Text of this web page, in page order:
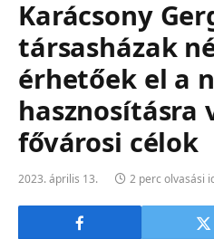
Karácsony
társasházak
érhetőek el a
hasznosításra
fővárosi célok
2023. április 13. 2 perc olvasási